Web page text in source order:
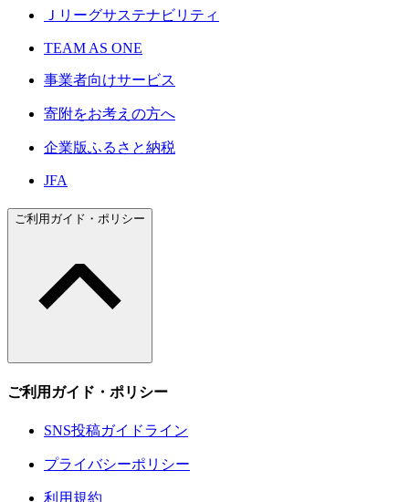
Ｊリーグサステナビリティ
TEAM AS ONE
事業者向けサービス
寄附をお考えの方へ
企業版ふるさと納税
JFA
ご利用ガイド・ポリシー
ご利用ガイド・ポリシー
SNS投稿ガイドライン
プライバシーポリシー
利用規約